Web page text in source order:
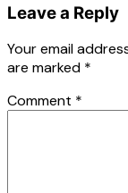
Leave a Reply
Your email
are marked *
Comment *